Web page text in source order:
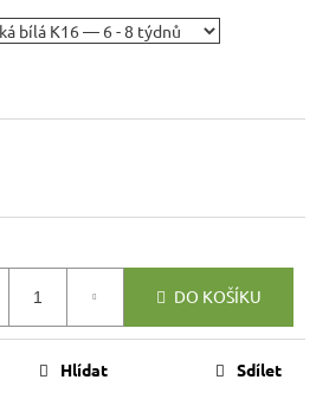
DO KOŠÍKU
Hlídat Sdílet